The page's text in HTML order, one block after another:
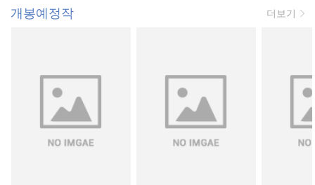
개봉예정작 더보기